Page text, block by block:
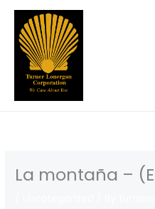
Skip
content
La montaña –